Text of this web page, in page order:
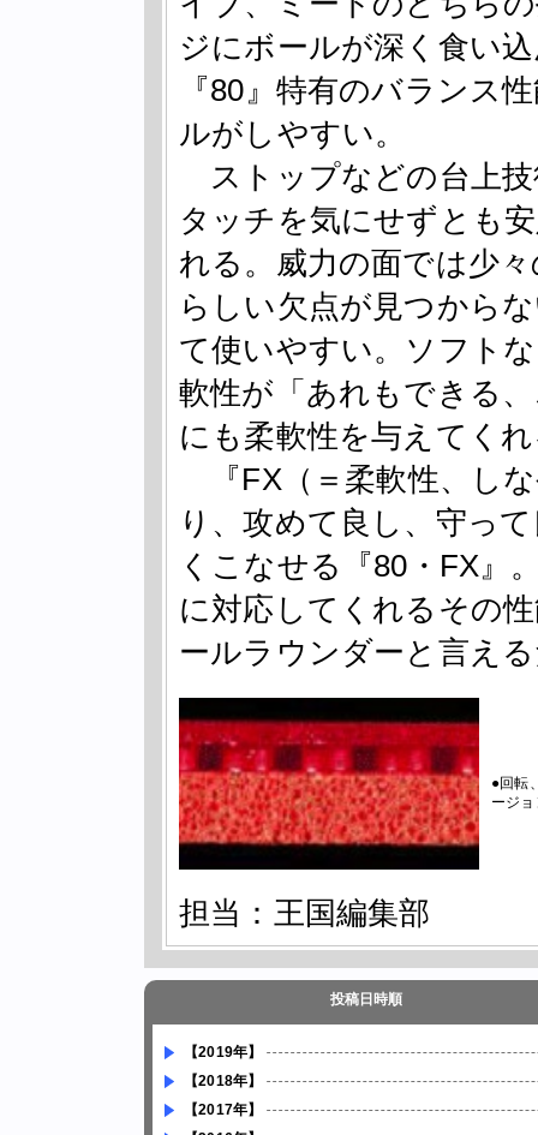
ジにボールが深く食い
『80』特有のバランス
ルがしやすい。
ストップなどの台上
タッチを気にせずとも
れる。威力の面では少
らしい欠点が見つから
て使いやすい。ソフト
軟性が「あれもできる
にも柔軟性を与えてく
『FX（＝柔軟性、し
り、攻めて良し、守っ
くこなせる『80・FX』
に対応してくれるその
ールラウンダーと言え
●回転
ージ
担当：王国編集部
投稿日時順
【2019年】
【2018年】
【2017年】